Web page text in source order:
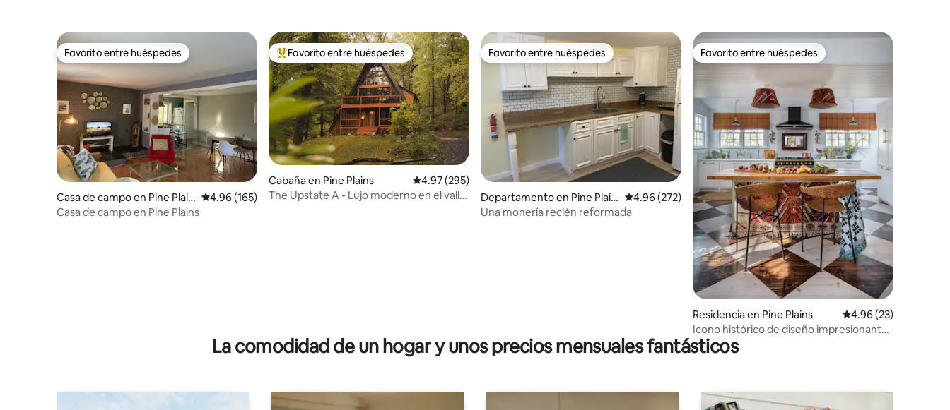
Favorito entre huéspedes
Favorito entre huéspedes
Casa de campo en Pine Plain
s
Calificación promedio: 4.96 de 5; 165 evaluaciones
4.96 (165)
Casa de campo en Pine Plains
De los mejores en Favorito entre huéspedes
Favorito entre huéspedes
Cabaña en Pine Plains Calificación promedio: 4.97 de 5; 295 evaluaciones
4.97 (295)
The Upstate A - Lujo moderno en el valle
Favorito entre huéspedes
Favorito entre huéspedes
Departamento en Pine Plain
s
Calificación promedio: 4.96 de 5; 272 evaluaciones
4.96 (272)
Una monería recién reformada
Favorito entre huéspedes
Favorito entre huéspedes
Residencia en Pine Plains Calificación
4.96 (23)
Icono histórico de diseño impresionante
con jacuzzi
La comodidad de un hogar y unos precios mensuales fantásticos